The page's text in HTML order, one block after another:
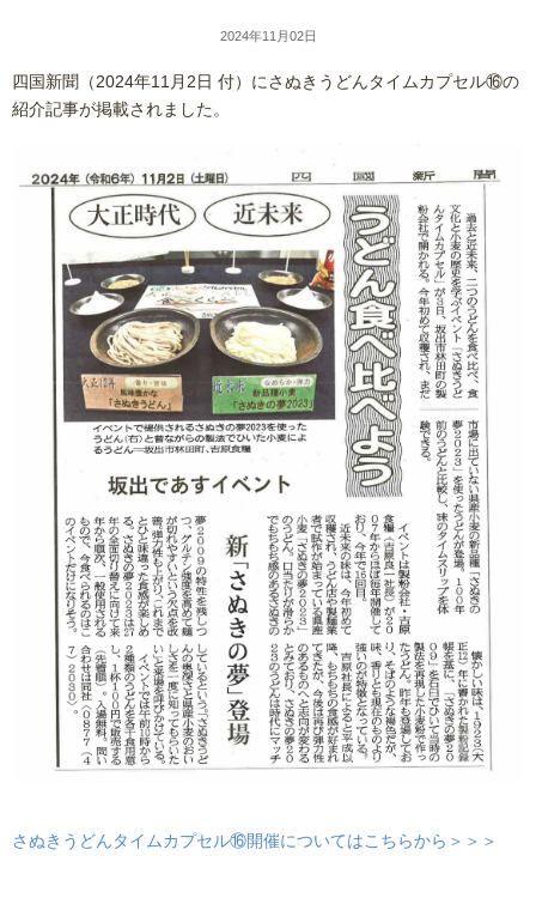
2024年11月02日
四国新聞（2024年11月2日 付）にさぬきうどんタイムカプセル⑯の
紹介記事が掲載されました。
さぬきうどんタイムカプセル⑯開催についてはこちらから＞＞＞